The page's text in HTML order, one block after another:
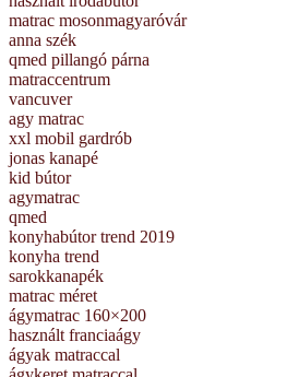
matrac mosonmagyaróvár
anna szék
qmed pillangó párna
matraccentrum
vancuver
agy matrac
xxl mobil gardrób
jonas kanapé
kid bútor
agymatrac
qmed
konyhabútor trend 2019
konyha trend
sarokkanapék
matrac méret
ágymatrac 160×200
használt franciaágy
ágyak matraccal